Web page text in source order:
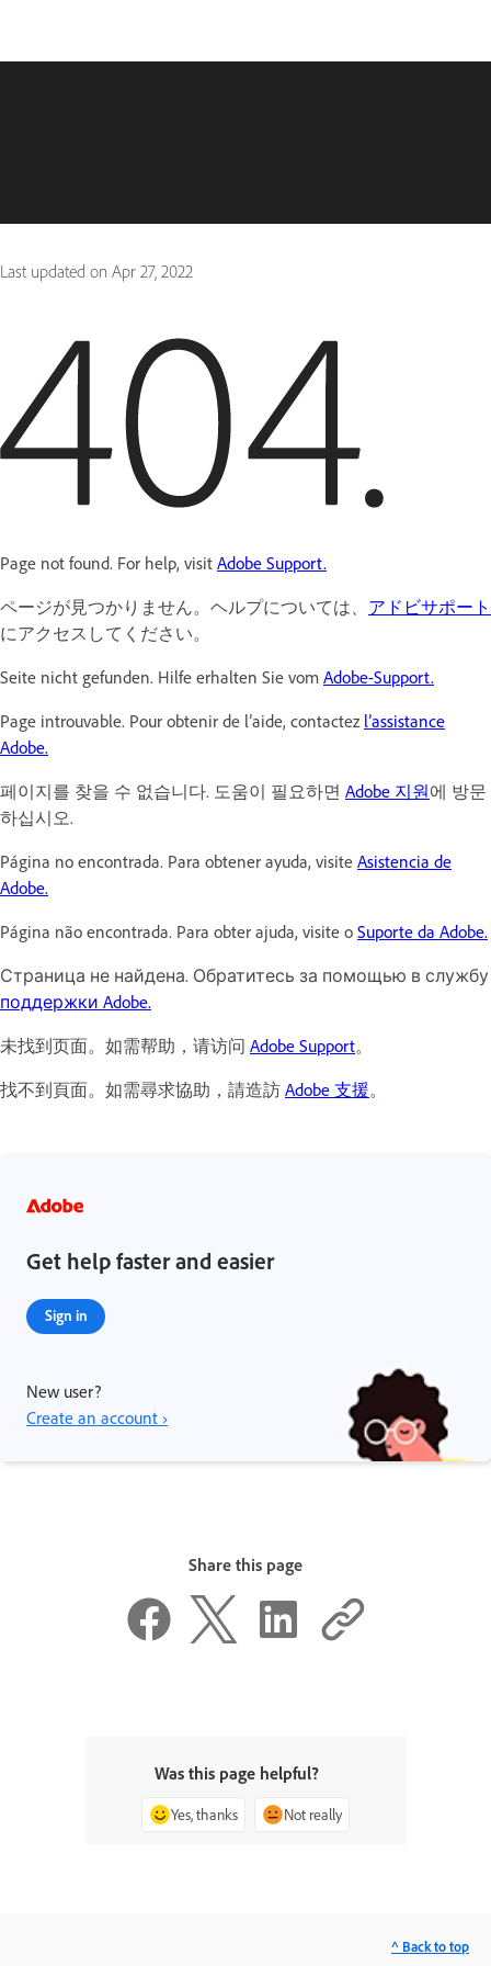
Last updated on Apr 27, 2022
Page not found. For help, visit Adobe Support.
ページが見つかりません。ヘルプについては、 アドビサポート
にアクセスしてください。
Seite nicht gefunden. Hilfe erhalten Sie vom Adobe-Support.
Page introuvable. Pour obtenir de l’aide, contactez l’assistance
Adobe.
페이지를 찾을 수 없습니다. 도움이 필요하면 Adobe 지원에 방문
하십시오.
Página no encontrada. Para obtener ayuda, visite Asistencia de
Adobe.
Página não encontrada. Para obter ajuda, visite o Suporte da Adobe.
Страница не найдена. Обратитесь за помощью в службу
поддержки Adobe.
未找到页面。如需帮助，请访问 Adobe Support。
找不到頁面。如需尋求協助，請造訪 Adobe 支援。
Get help faster and easier
Sign in
New user?
Create an account ›
Share this page
Was this page helpful?
Yes, thanks Not really
^ Back to top